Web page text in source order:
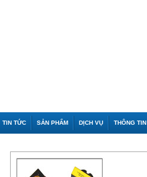
TIN TỨC SẢN PHẨM DỊCH VỤ THÔNG